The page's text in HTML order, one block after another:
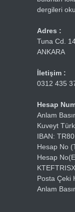
dergileri
Adres :
Tuna Cd.
ANKARA
İletişim :
0312 435
Hesap
Anlam
Kuveyt
IBAN:
Hesap No
Hesap
Posta Çeki
Anlam